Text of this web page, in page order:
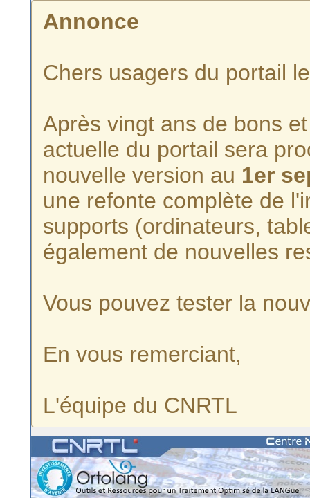
Annonce
Chers usagers du portail
Après vingt ans de bons
actuelle du portail sera
nouvelle version au 1er
une refonte complète de
supports (ordinateurs,
également de nouvelles
Vous pouvez tester la
En vous remerciant,
L'équipe du CNRTL